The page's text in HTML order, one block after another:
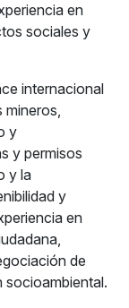
en
sociales y
internacional
mineros,
y
y permisos
y la
y
en
de
socioambiental.